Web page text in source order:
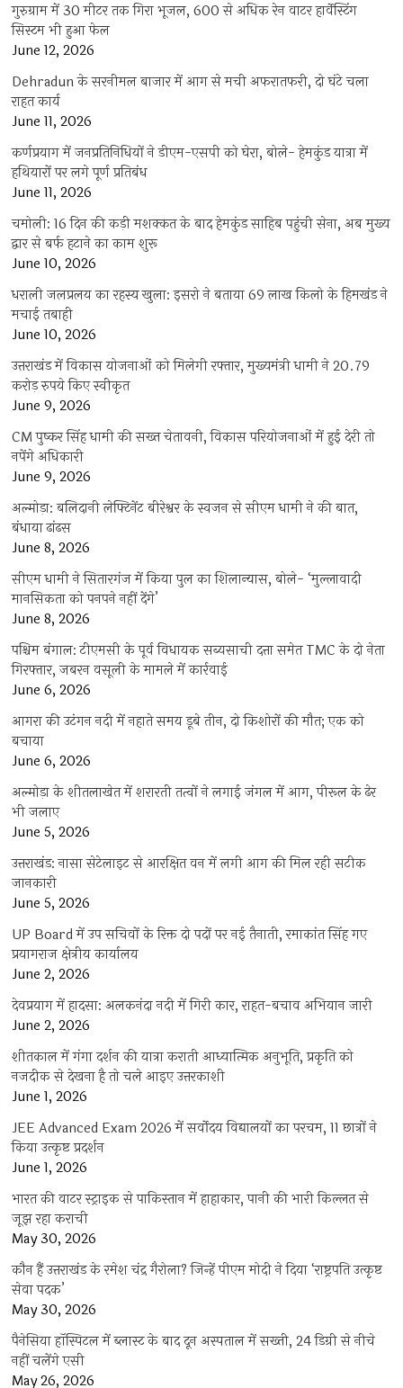
गुरुग्राम में 30 मीटर तक गिरा भूजल, 600 से अधिक रेन वाटर हार्वेस्टिंग
सिस्टम भी हुआ फेल
June 12, 2026
Dehradun के सरनीमल बाजार में आग से मची अफरातफरी, दो घंटे चला
राहत कार्य
June 11, 2026
कर्णप्रयाग में जनप्रतिनिधियों ने डीएम-एसपी को घेरा, बोले- हेमकुंड यात्रा में
हथियारों पर लगे पूर्ण प्रतिबंध
June 11, 2026
चमोली: 16 दिन की कड़ी मशक्कत के बाद हेमकुंड साहिब पहुंची सेना, अब मुख्य
द्वार से बर्फ हटाने का काम शुरू
June 10, 2026
धराली जलप्रलय का रहस्य खुला: इसरो ने बताया 69 लाख किलो के हिमखंड ने
मचाई तबाही
June 10, 2026
उत्तराखंड में विकास योजनाओं को मिलेगी रफ्तार, मुख्यमंत्री धामी ने 20.79
करोड़ रुपये किए स्वीकृत
June 9, 2026
CM पुष्कर सिंह धामी की सख्त चेतावनी, विकास परियोजनाओं में हुई देरी तो
नपेंगे अधिकारी
June 9, 2026
अल्मोड़ा: बलिदानी लेफ्टिनेंट बीरेश्वर के स्वजन से सीएम धामी ने की बात,
बंधाया ढांढस
June 8, 2026
सीएम धामी ने सितारगंज में किया पुल का शिलान्यास, बोले- ‘मुल्लावादी
मानसिकता को पनपने नहीं देंगे’
June 8, 2026
पश्चिम बंगाल: टीएमसी के पूर्व विधायक सब्यसाची दत्ता समेत TMC के दो नेता
गिरफ्तार, जबरन वसूली के मामले में कार्रवाई
June 6, 2026
आगरा की उटंगन नदी में नहाते समय डूबे तीन, दो किशोरों की मौत; एक को
बचाया
June 6, 2026
अल्मोड़ा के शीतलाखेत में शरारती तत्वों ने लगाई जंगल में आग, पीरूल के ढेर
भी जलाए
June 5, 2026
उत्तराखंड: नासा सेटेलाइट से आरक्षित वन में लगी आग की मिल रही सटीक
जानकारी
June 5, 2026
UP Board में उप सचिवों के रिक्त दो पदों पर नई तैनाती, रमाकांत सिंह गए
प्रयागराज क्षेत्रीय कार्यालय
June 2, 2026
देवप्रयाग में हादसा: अलकनंदा नदी में गिरी कार, राहत-बचाव अभियान जारी
June 2, 2026
शीतकाल में गंगा दर्शन की यात्रा कराती आध्यात्मिक अनुभूति, प्रकृति को
नजदीक से देखना है तो चले आइए उत्तरकाशी
June 1, 2026
JEE Advanced Exam 2026 में सर्वोदय विद्यालयों का परचम, 11 छात्रों ने
किया उत्कृष्ट प्रदर्शन
June 1, 2026
भारत की वाटर स्ट्राइक से पाकिस्तान में हाहाकार, पानी की भारी किल्लत से
जूझ रहा कराची
May 30, 2026
कौन हैं उत्तराखंड के रमेश चंद्र गैरोला? जिन्हें पीएम मोदी ने दिया ‘राष्ट्रपति उत्कृष्ट
सेवा पदक’
May 30, 2026
पैनेसिया हॉस्पिटल में ब्लास्ट के बाद दून अस्पताल में सख्ती, 24 डिग्री से नीचे
नहीं चलेंगे एसी
May 26, 2026